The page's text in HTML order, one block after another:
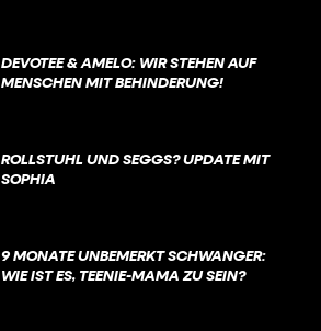
DEVOTEE & AMELO: WIR STEHEN AUF
MENSCHEN MIT BEHINDERUNG!
ROLLSTUHL UND SEGGS? UPDATE MIT
SOPHIA
9 MONATE UNBEMERKT SCHWANGER:
WIE IST ES, TEENIE-MAMA ZU SEIN?